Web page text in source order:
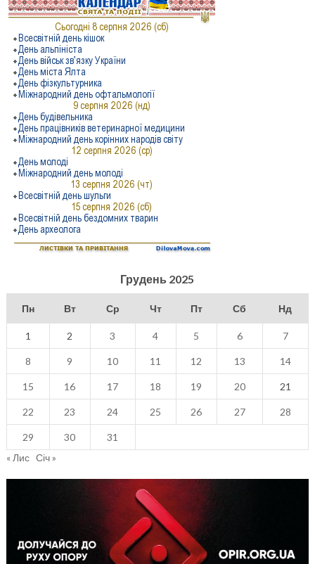
Грудень 2025
Пн Вт Ср Чт Пт Сб Нд
1 2 3 4 5 6 7
8 9 10 11 12 13 14
15 16 17 18 19 20 21
22 23 24 25 26 27 28
29 30
31
« Лис Січ »